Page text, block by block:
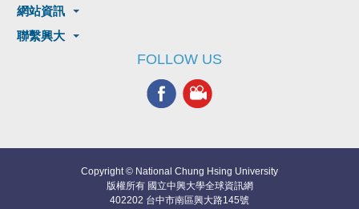
網站資訊
聯繫興大
FOLLOW US
Copyright © National Chung Hsing University
版權所有 國立中興大學全球資訊網
402202 台中市南區興大路145號